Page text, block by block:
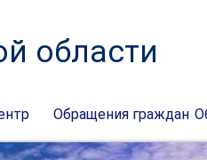
области
Обращения граждан